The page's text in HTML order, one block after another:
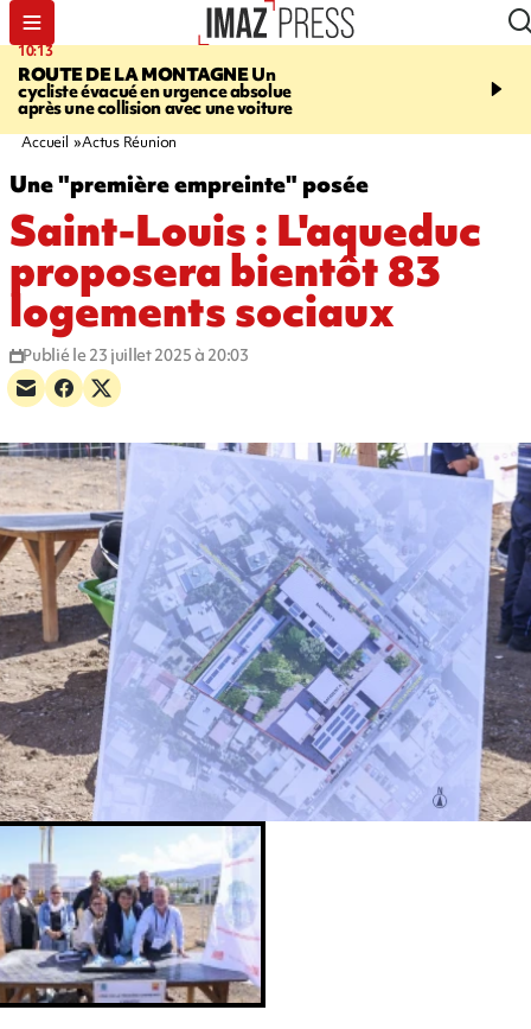
10:13
ROUTE DE LA MONTAGNEUn
cycliste évacué en urgence absolue
après une collision avec une voiture
12:23
peuvent éclater et
Accueil Actus Réunion
Une "première empreinte" posée
Saint-Louis : L'aqueduc
proposera bientôt 83
logements sociaux
Publié le 23 juillet 2025 à 20:03